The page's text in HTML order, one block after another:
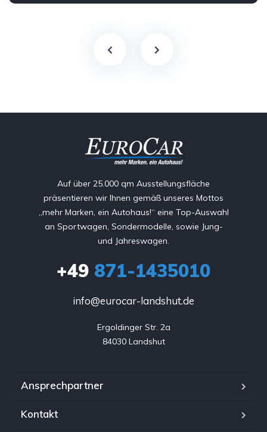
Auf über 25.000 qm Ausstellungsfläche
präsentieren wir Ihnen gemäß unseres Mottos
„mehr Marken, ein Autohaus!“ eine Top-Auswahl
an Sportwagen, Sondermodelle, sowie Jung-
und Jahreswagen.
+49 871-1435010
info@eurocar-landshut.de
Ergoldinger Str. 2a
84030 Landshut
Ansprechpartner
Kontakt